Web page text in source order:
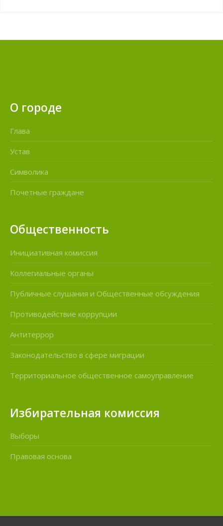
О городе
Глава
Устав
Символика
Почетные граждане
Общественность
Инициативная комиссия
Коллегиальные органы
Публичные слушания и Общественные обсуждения
Противодействие коррупции
Антитеррор
Законодательство в сфере миграции
Территориальное общественное самоуправление
Избирательная комиссия
Выборы
Правовая основа